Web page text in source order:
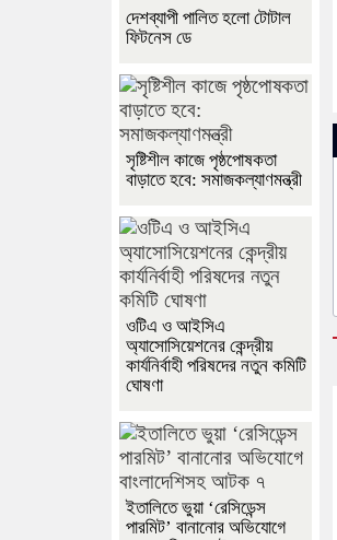
দেশব্যাপী পালিত হলো টোটাল
ফিটনেস ডে
সৃষ্টিশীল কাজে পৃষ্ঠপোষকতা
বাড়াতে হবে: সমাজকল্যাণমন্ত্রী
ওটিএ ও আইসিএ
অ্যাসোসিয়েশনের কেন্দ্রীয়
কার্যনির্বাহী পরিষদের নতুন কমিটি
ঘোষণা
ইতালিতে ভুয়া ‘রেসিডেন্স
পারমিট’ বানানোর অভিযোগে